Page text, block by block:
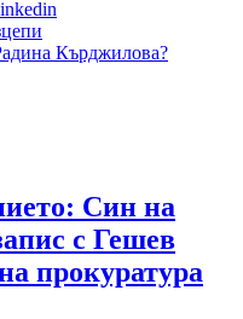
Кърджилова?
Син на
с Гешев
прокуратура